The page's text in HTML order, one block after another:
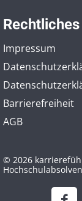
Rechtliches
Impressum
Barrierefreiheit
AGB
© 2026